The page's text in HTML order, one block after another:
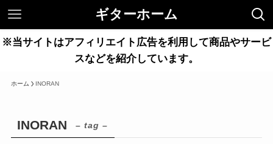
ギターホーム
※当サイトはアフィリエイト広告を利用して商品やサービ
スなどを紹介しています。
ホーム INORAN
INORAN – tag –